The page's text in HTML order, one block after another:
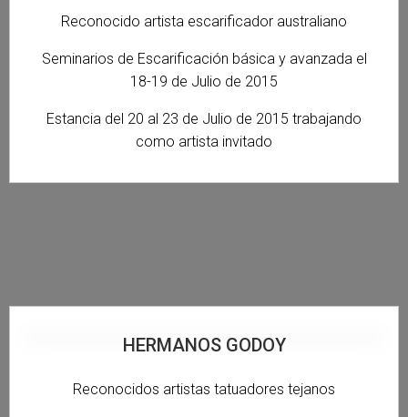
Reconocido artista escarificador australiano
Seminarios de Escarificación básica y avanzada el
18-19 de Julio de 2015
Estancia del 20 al 23 de Julio de 2015 trabajando
como artista invitado
HERMANOS GODOY
Reconocidos artistas tatuadores tejanos